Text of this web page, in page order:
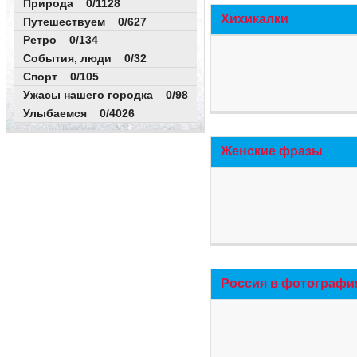
Природа 0/1128
Путешествуем 0/627
Ретро 0/134
События, люди 0/32
Спорт 0/105
Ужасы нашего городка 0/98
Улыбаемся 0/4026
Хихикалки
Женские фразы
Россия в